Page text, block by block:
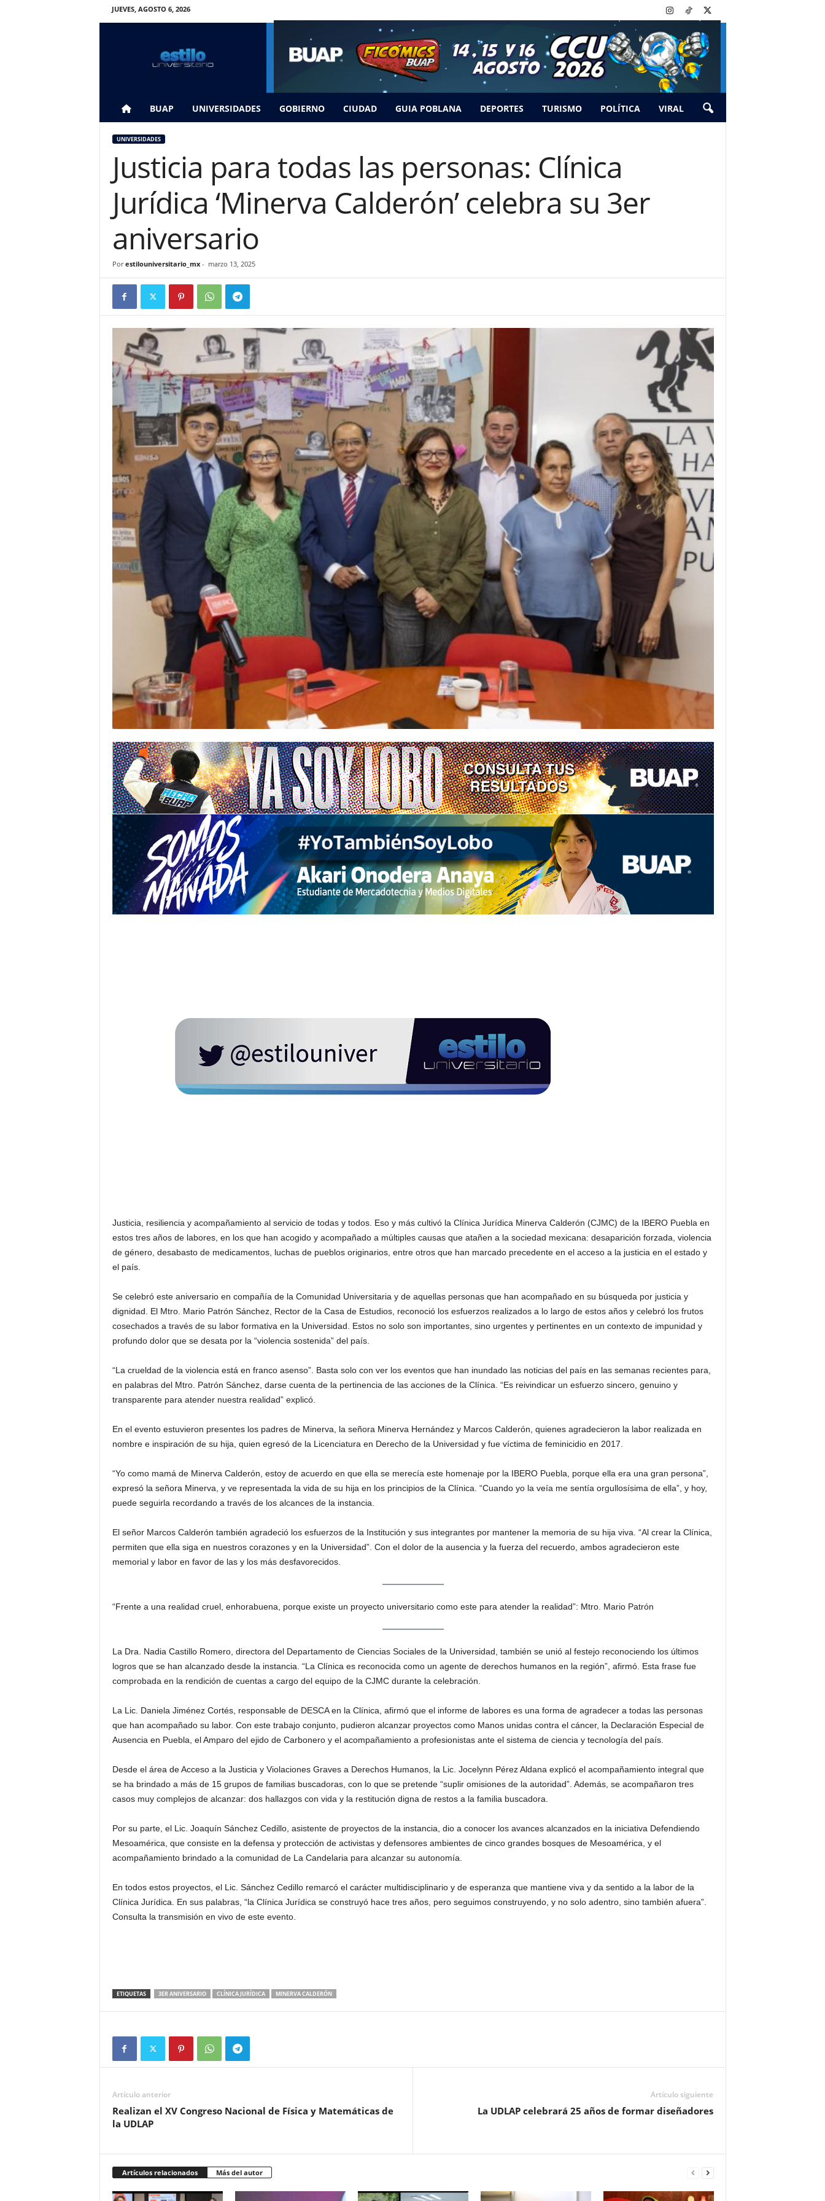
JUEVES, AGOSTO 6, 2026
BUAP UNIVERSIDADES GOBIERNO CIUDAD GUIA POBLANA DEPORTES TURISMO POLÍTICA VIRAL
UNIVERSIDADES
Justicia para todas las personas: Clínica
Jurídica ‘Minerva Calderón’ celebra su 3er
aniversario
Por estilouniversitario_mx- marzo 13, 2025
Justicia, resiliencia y acompañamiento al servicio de todas y todos. Eso y más cultivó la Clínica Jurídica Minerva Calderón (CJMC) de la IBERO Puebla en
estos tres años de labores, en los que han acogido y acompañado a múltiples causas que atañen a la sociedad mexicana: desaparición forzada, violencia
de género, desabasto de medicamentos, luchas de pueblos originarios, entre otros que han marcado precedente en el acceso a la justicia en el estado y
el país.
Se celebró este aniversario en compañía de la Comunidad Universitaria y de aquellas personas que han acompañado en su búsqueda por justicia y
dignidad. El Mtro. Mario Patrón Sánchez, Rector de la Casa de Estudios, reconoció los esfuerzos realizados a lo largo de estos años y celebró los frutos
cosechados a través de su labor formativa en la Universidad. Estos no solo son importantes, sino urgentes y pertinentes en un contexto de impunidad y
profundo dolor que se desata por la “violencia sostenida” del país.
“La crueldad de la violencia está en franco asenso”. Basta solo con ver los eventos que han inundado las noticias del país en las semanas recientes para,
en palabras del Mtro. Patrón Sánchez, darse cuenta de la pertinencia de las acciones de la Clínica. “Es reivindicar un esfuerzo sincero, genuino y
transparente para atender nuestra realidad” explicó.
En el evento estuvieron presentes los padres de Minerva, la señora Minerva Hernández y Marcos Calderón, quienes agradecieron la labor realizada en
nombre e inspiración de su hija, quien egresó de la Licenciatura en Derecho de la Universidad y fue víctima de feminicidio en 2017.
“Yo como mamá de Minerva Calderón, estoy de acuerdo en que ella se merecía este homenaje por la IBERO Puebla, porque ella era una gran persona”,
expresó la señora Minerva, y ve representada la vida de su hija en los principios de la Clínica. “Cuando yo la veía me sentía orgullosísima de ella”, y hoy,
puede seguirla recordando a través de los alcances de la instancia.
El señor Marcos Calderón también agradeció los esfuerzos de la Institución y sus integrantes por mantener la memoria de su hija viva. “Al crear la Clínica,
permiten que ella siga en nuestros corazones y en la Universidad”. Con el dolor de la ausencia y la fuerza del recuerdo, ambos agradecieron este
memorial y labor en favor de las y los más desfavorecidos.
“Frente a una realidad cruel, enhorabuena, porque existe un proyecto universitario como este para atender la realidad”: Mtro. Mario Patrón
La Dra. Nadia Castillo Romero, directora del Departamento de Ciencias Sociales de la Universidad, también se unió al festejo reconociendo los últimos
logros que se han alcanzado desde la instancia. “La Clínica es reconocida como un agente de derechos humanos en la región”, afirmó. Esta frase fue
comprobada en la rendición de cuentas a cargo del equipo de la CJMC durante la celebración.
La Lic. Daniela Jiménez Cortés, responsable de DESCA en la Clínica, afirmó que el informe de labores es una forma de agradecer a todas las personas
que han acompañado su labor. Con este trabajo conjunto, pudieron alcanzar proyectos como Manos unidas contra el cáncer, la Declaración Especial de
Ausencia en Puebla, el Amparo del ejido de Carbonero y el acompañamiento a profesionistas ante el sistema de ciencia y tecnología del país.
Desde el área de Acceso a la Justicia y Violaciones Graves a Derechos Humanos, la Lic. Jocelynn Pérez Aldana explicó el acompañamiento integral que
se ha brindado a más de 15 grupos de familias buscadoras, con lo que se pretende “suplir omisiones de la autoridad”. Además, se acompañaron tres
casos muy complejos de alcanzar: dos hallazgos con vida y la restitución digna de restos a la familia buscadora.
Por su parte, el Lic. Joaquín Sánchez Cedillo, asistente de proyectos de la instancia, dio a conocer los avances alcanzados en la iniciativa Defendiendo
Mesoamérica, que consiste en la defensa y protección de activistas y defensores ambientes de cinco grandes bosques de Mesoamérica, y el
acompañamiento brindado a la comunidad de La Candelaria para alcanzar su autonomía.
En todos estos proyectos, el Lic. Sánchez Cedillo remarcó el carácter multidisciplinario y de esperanza que mantiene viva y da sentido a la labor de la
Clínica Jurídica. En sus palabras, “la Clínica Jurídica se construyó hace tres años, pero seguimos construyendo, y no solo adentro, sino también afuera”.
Consulta la transmisión en vivo de este evento.
ETIQUETAS 3ER ANIVERSARIO CLÍNICA JURÍDICA MINERVA CALDERÓN
Artículo anterior
Realizan el XV Congreso Nacional de Física y Matemáticas de
la UDLAP
Artículo siguiente
La UDLAP celebrará 25 años de formar diseñadores
Artículos relacionados Más del autor